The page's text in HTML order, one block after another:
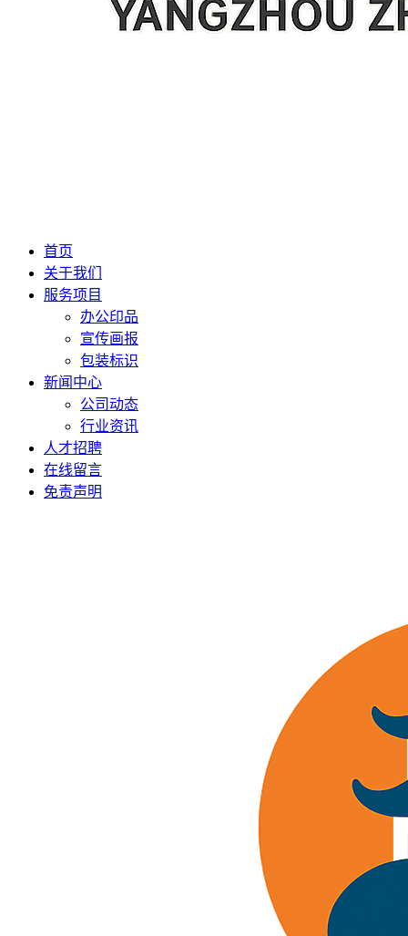
首页
关于我们
服务项目
办公印品
宣传画报
包装标识
新闻中心
公司动态
行业资讯
人才招聘
在线留言
免责声明